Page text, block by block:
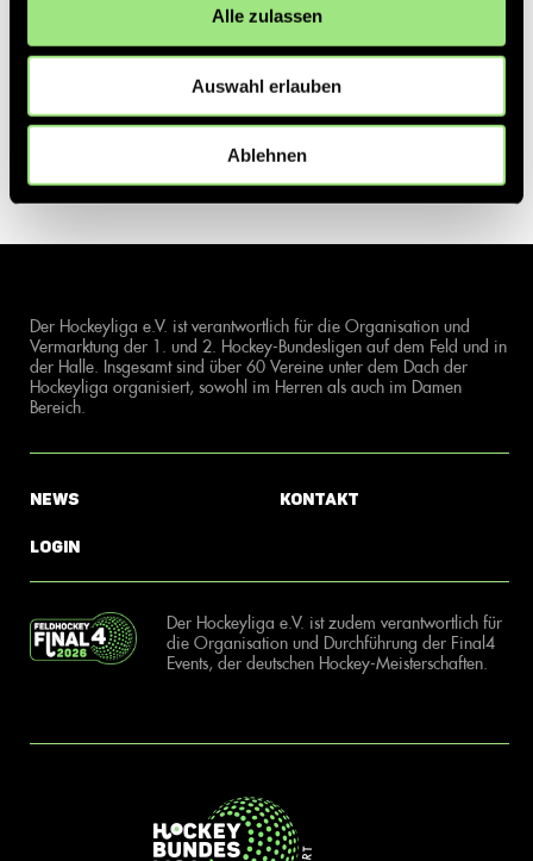
Alle zulassen
Auswahl erlauben
Ablehnen
Der Hockeyliga e.V. ist verantwortlich für die Organisation und
Vermarktung der 1. und 2. Hockey-Bundesligen auf dem Feld und in
der Halle. Insgesamt sind über 60 Vereine unter dem Dach der
Hockeyliga organisiert, sowohl im Herren als auch im Damen
Bereich.
News
Login
Kontakt
Der Hockeyliga e.V. ist zudem verantwortlich für
die Organisation und Durchführung der Final4
Events, der deutschen Hockey-Meisterschaften.